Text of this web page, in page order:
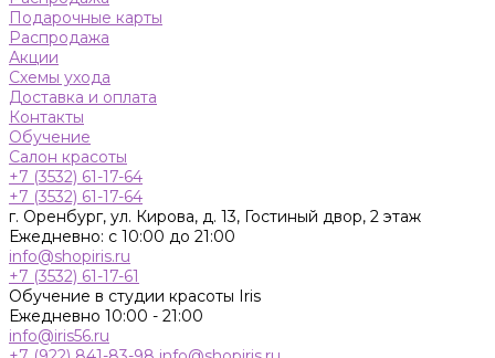
Подарочные карты
Распродажа
Акции
Схемы ухода
Доставка и оплата
Контакты
Обучение
Салон красоты
+7 (3532) 61-17-64
+7 (3532) 61-17-64
г. Оренбург, ул. Кирова, д. 13, Гостиный двор, 2 этаж
Ежедневно: с 10:00 до 21:00
info@shopiris.ru
+7 (3532) 61-17-61
Обучение в студии красоты Iris
Ежедневно 10:00 - 21:00
info@iris56.ru